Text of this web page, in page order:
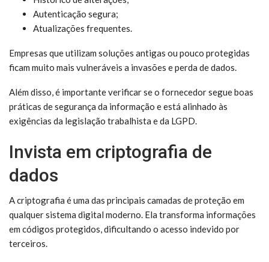
Autenticação segura;
Atualizações frequentes.
Empresas que utilizam soluções antigas ou pouco protegidas
ficam muito mais vulneráveis a invasões e perda de dados.
Além disso, é importante verificar se o fornecedor segue boas
práticas de segurança da informação e está alinhado às
exigências da legislação trabalhista e da LGPD.
Invista em criptografia de
dados
A criptografia é uma das principais camadas de proteção em
qualquer sistema digital moderno. Ela transforma informações
em códigos protegidos, dificultando o acesso indevido por
terceiros.